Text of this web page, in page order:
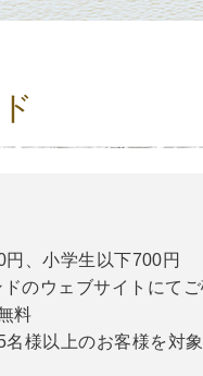
、小学生以下700円
のウェブサイトにて
料
様以上のお客様を対